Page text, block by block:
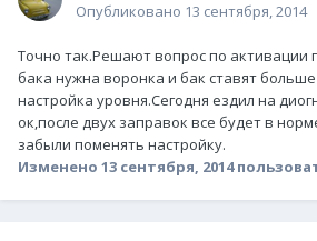
Опубликовано 13 сентября, 2014
Точно так.Решают вопрос по активации
бака нужна воронка и бак ставят больше
настройка уровня.Сегодня ездил на
ок,после двух заправок все будет в
забыли поменять настройку.
Изменено 13 сентября, 2014